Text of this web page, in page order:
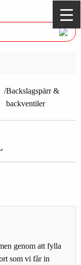
Backslagspärr &
backventiler
genom att fylla
som vi får in